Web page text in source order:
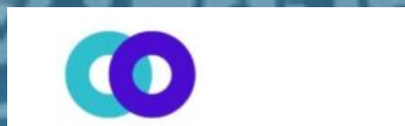
Перейти
к
содержимому